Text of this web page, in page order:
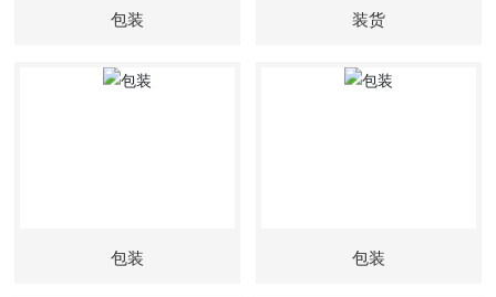
包装 装货
包装 包装